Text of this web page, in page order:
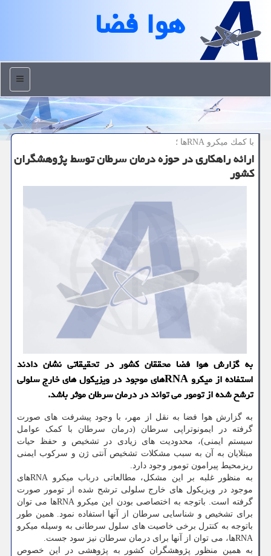
هوا فضا
منو
با كمك میكرو RNAها ؛
ارائه راهکاری در حوزه درمان سرطان توسط پژوهشگران
کشور
به گزارش هوا فضا محققان کشور در تحقیقاتی نشان دادند
استفاده از میکرو RNAهای موجود در ویزیکول های خارج سلولی
ترشح شده از تومور می تواند در درمان سرطان موثر باشد.
به گزارش هوا فضا به نقل از مهر، با وجود پیشرفت های صورت
گرفته در ایمونوتراپی سرطان (درمان سرطان با کمک عوامل
سیستم ایمنی)، محدودیت های زیادی در تشخیص و حفظ حیات
مبتلایان به آن به سبب مشکلات تشخیص آنتی ژن و سرکوب ایمنی
ریزمحیط پیرامون تومور وجود دارد.
به منظور غلبه بر این مشکل، مطالعاتی درباب میکرو RNAهای
موجود در ویزیکول های خارج سلولی ترشح شده از تومور صورت
گرفته است. باتوجه به اختصاصی بودن این میکرو RNAها می توان
برای تشخیص و شناسایی سرطان از آنها استفاده نمود. همین طور
باتوجه به کنترل برخی خاصیت های سلول سرطانی به وسیله میکرو
RNAها، می توان از آنها برای درمان سرطان نیز سود جست.
به همین منظور پژوهشگران کشور به پژوهشی در این خصوص